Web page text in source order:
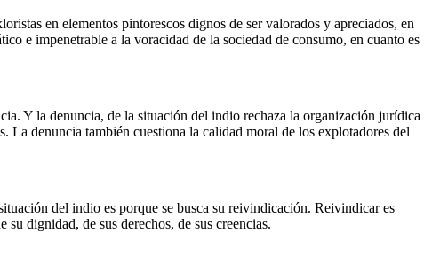
en elementos pintorescos dignos de ser valorados y apreciados, en
e impenetrable a la voracidad de la sociedad de consumo, en cuanto es
Y la denuncia, de la situación del indio rechaza la organización jurídica
La denuncia también cuestiona la calidad moral de los explotadores del
del indio es porque se busca su reivindicación. Reivindicar es
dignidad, de sus derechos, de sus creencias.